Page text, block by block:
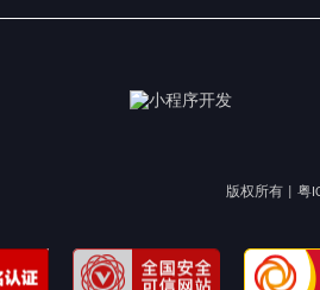
版权所有 | 粤